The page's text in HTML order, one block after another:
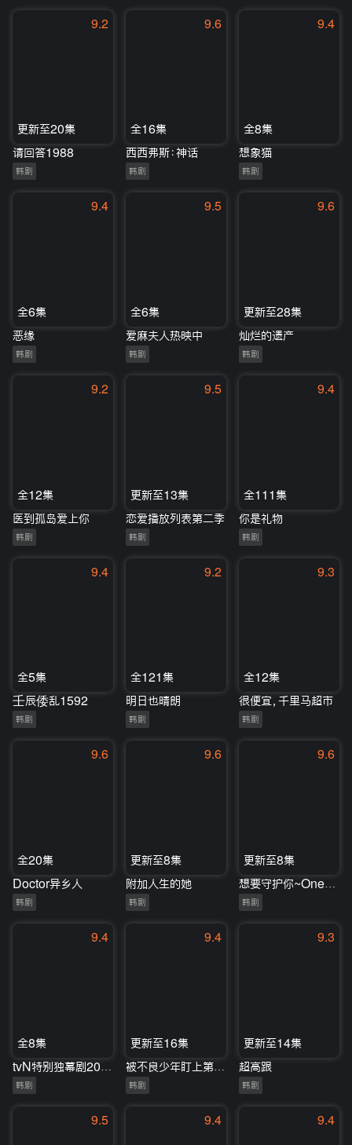
9.2
更新至20集
请回答1988
韩剧
9.6
全16集
西西弗斯：神话
韩剧
9.4
全8集
想象猫
韩剧
9.4
全6集
恶缘
韩剧
9.5
全6集
爱麻夫人热映中
韩剧
9.6
更新至28集
灿烂的遗产
韩剧
9.2
全12集
医到孤岛爱上你
韩剧
9.5
更新至13集
恋爱播放列表第二季
韩剧
9.4
全111集
你是礼物
韩剧
9.4
全5集
壬辰倭乱1592
韩剧
9.2
全121集
明日也晴朗
韩剧
9.3
全12集
很便宜，千里马超市
韩剧
9.6
全20集
Doctor异乡人
韩剧
9.6
更新至8集
附加人生的她
韩剧
9.6
更新至8集
韩剧
9.4
全8集
韩剧
9.4
更新至16集
韩剧
9.3
更新至14集
超高跟
韩剧
9.5 9.4 9.4